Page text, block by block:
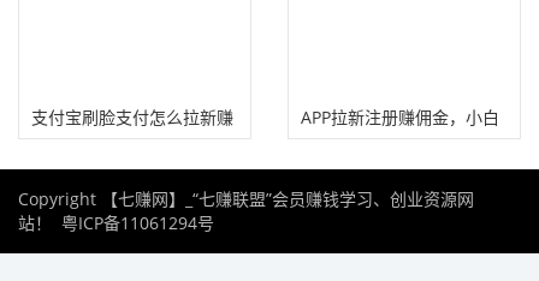
支付宝刷脸支付怎么拉新赚
APP拉新注册赚佣金，小白
Copyright 【七赚网】_“七赚联盟”会员赚钱学习、创业资源网
站！ 粤ICP备11061294号